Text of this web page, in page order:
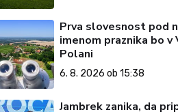
Prva slovesnost pod
imenom praznika bo v
Polani
6. 8. 2026 ob 15:38
Jambrek zanika, da